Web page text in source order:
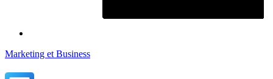
Marketing et Business